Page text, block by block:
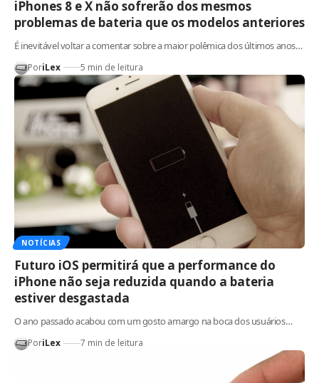
iPhones 8 e X não sofrerão dos mesmos
problemas de bateria que os modelos anteriores
É inevitável voltar a comentar sobre a maior polêmica dos últimos anos…
PoriLex 5 min de leitura
NOTÍCIAS
Futuro iOS permitirá que a performance do
iPhone não seja reduzida quando a bateria
estiver desgastada
O ano passado acabou com um gosto amargo na boca dos usuários…
PoriLex 7 min de leitura